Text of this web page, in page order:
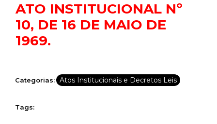
ATO INSTITUCIONAL Nº
10, DE 16 DE MAIO DE
1969.
Categorias: Atos Institucionais e Decretos Leis
Tags: